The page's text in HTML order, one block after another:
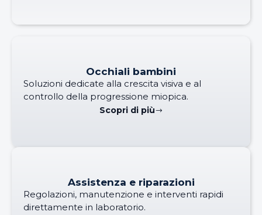
Occhiali bambini
Soluzioni dedicate alla crescita visiva e al
controllo della progressione miopica.
Scopri di più
Assistenza e riparazioni
Regolazioni, manutenzione e interventi rapidi
direttamente in laboratorio.